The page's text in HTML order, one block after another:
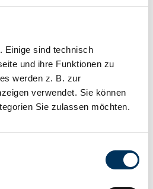
Einige sind technisch
und ihre Funktionen zu
werden z. B. zur
verwendet. Sie können
Sie zulassen möchten.